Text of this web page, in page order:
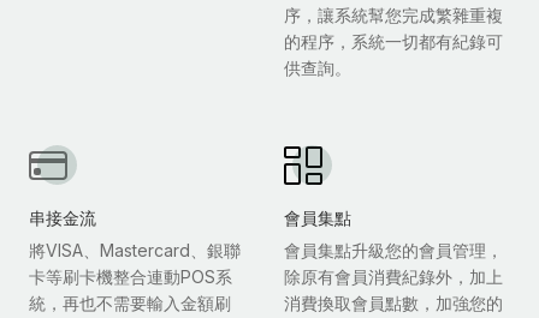
序，讓系統幫您完成繁雜重複
的程序，系統一切都有紀錄可
供查詢。
串接金流
將VISA、Mastercard、銀聯
卡等刷卡機整合連動POS系
統，再也不需要輸入金額刷
會員集點
會員集點升級您的會員管理，
除原有會員消費紀錄外，加上
消費換取會員點數，加強您的